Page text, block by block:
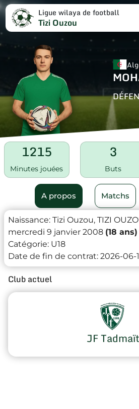
Ligue wilaya de football
Tizi Ouzou
1215
Minutes jouées
3
Buts
A propos Matchs
Naissance: Tizi Ouzou, TIZI
mercredi 9 janvier 2008 (18 ans)
Catégorie: U18
Date de fin de contrat: 2026-06-
Club actuel
JF Tadmaït